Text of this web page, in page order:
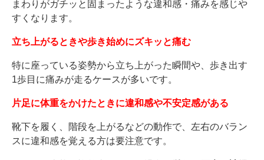
まわりがガチッと固まったような違和感・痛みを感じや
すくなります。
立ち上がるときや歩き始めにズキッと痛む
特に座っている姿勢から立ち上がった瞬間や、歩き出す
1歩目に痛みが走るケースが多いです。
片足に体重をかけたときに違和感や不安定感がある
靴下を履く、階段を上がるなどの動作で、左右のバラン
スに違和感を覚える方は要注意です。